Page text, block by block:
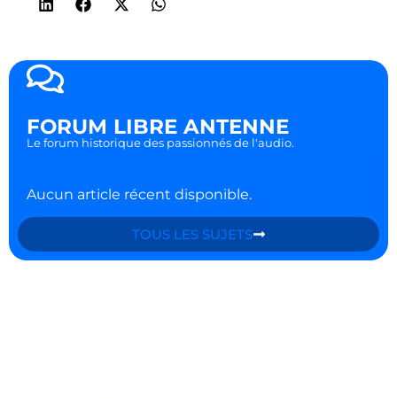
FORUM LIBRE ANTENNE
Le forum historique des passionnés de l'audio.
Aucun article récent disponible.
TOUS LES SUJETS